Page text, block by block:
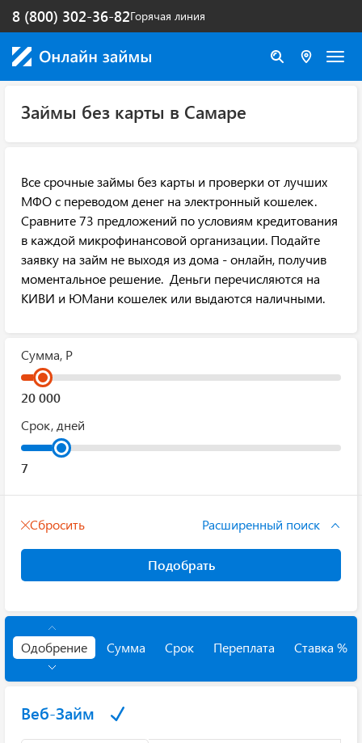
Горячая линия
8 (800) 302-36-82
Займы без карты в Самаре
Все срочные займы без карты и проверки от лучших
МФО с переводом денег на электронный кошелек.
Сравните 73 предложений по условиям кредитования
в каждой микрофинансовой организации. Подайте
заявку на займ не выходя из дома - онлайн, получив
моментальное решение. Деньги перечисляются на
КИВИ и ЮМани кошелек или выдаются наличными.
Сумма, Р
Срок, дней
Сбросить Расширенный поиск
Подобрать
Одобрение Сумма Срок Переплата Ставка %
Веб-Займ